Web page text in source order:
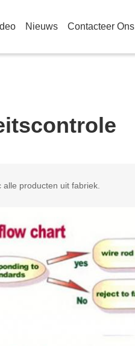
Nieuws Contacteer Ons
producten uit fabriek.